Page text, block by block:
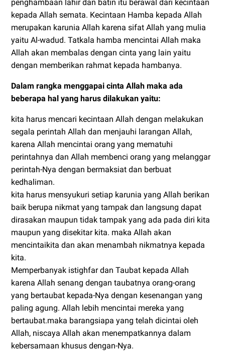
penghambaan lahir dan batin itu berawal dari kecintaan
kepada Allah semata. Kecintaan Hamba kepada Allah
merupakan karunia Allah karena sifat Allah yang mulia
yaitu Al-wadud. Tatkala hamba mencintai Allah maka
Allah akan membalas dengan cinta yang lain yaitu
dengan memberikan rahmat kepada hambanya.
Dalam rangka menggapai cinta Allah maka ada
beberapa hal yang harus dilakukan yaitu:
kita harus mencari kecintaan Allah dengan melakukan
segala perintah Allah dan menjauhi larangan Allah,
karena Allah mencintai orang yang mematuhi
perintahnya dan Allah membenci orang yang melanggar
perintah-Nya dengan bermaksiat dan berbuat
kedhaliman.
kita harus mensyukuri setiap karunia yang Allah berikan
baik berupa nikmat yang tampak dan langsung dapat
dirasakan maupun tidak tampak yang ada pada diri kita
maupun yang disekitar kita. maka Allah akan
mencintaikita dan akan menambah nikmatnya kepada
kita.
Memperbanyak istighfar dan Taubat kepada Allah
karena Allah senang dengan taubatnya orang-orang
yang bertaubat kepada-Nya dengan kesenangan yang
paling agung. Allah lebih mencintai mereka yang
bertaubat.maka barangsiapa yang telah dicintai oleh
Allah, niscaya Allah akan menempatkannya dalam
kebersamaan khusus dengan-Nya.